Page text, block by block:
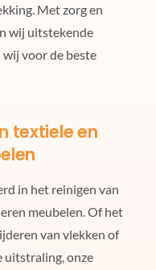
Met zorg en
wij uitstekende
voor de beste
textiele en
in het reinigen van
meubelen. Of het
van vlekken of
uitstraling, onze